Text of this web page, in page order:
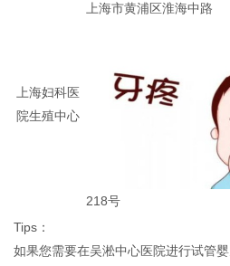
上海妇科医
院生殖中心
上海市黄浦区淮海中路
218号
Tips：
如果您需要在吴淞中心医院进行试管